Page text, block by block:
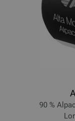
18-azul claro | EAN:
19-oliva oscuro | EAN:
20-amarillo | EAN:
21-vino tinto | EAN:
24-azul delicada |
25-turquesamenta |
26-azul noche | EAN:
90 %